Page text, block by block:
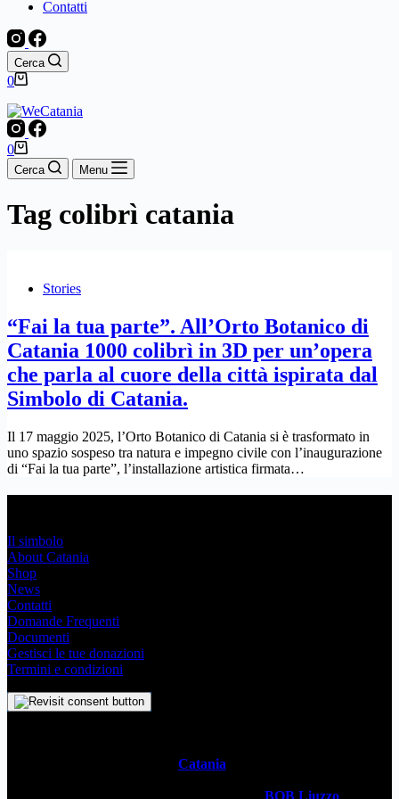
Contatti
Cerca
Carrello
0
Carrello
0
Cerca Menu
Tag colibrì catania
Stories
“Fai la tua parte”. All’Orto Botanico di
Catania 1000 colibrì in 3D per un’opera
che parla al cuore della città ispirata dal
Simbolo di Catania.
Il 17 maggio 2025, l’Orto Botanico di Catania si è trasformato in
uno spazio sospeso tra natura e impegno civile con l’inaugurazione
di “Fai la tua parte”, l’installazione artistica firmata…
Il simbolo
About Catania
Shop
News
Contatti
Domande Frequenti
Documenti
Gestisci le tue donazioni
Termini e condizioni
Catania
BOB Liuzzo, questo